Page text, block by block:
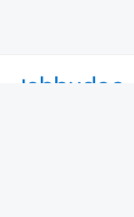
Jobbydoo